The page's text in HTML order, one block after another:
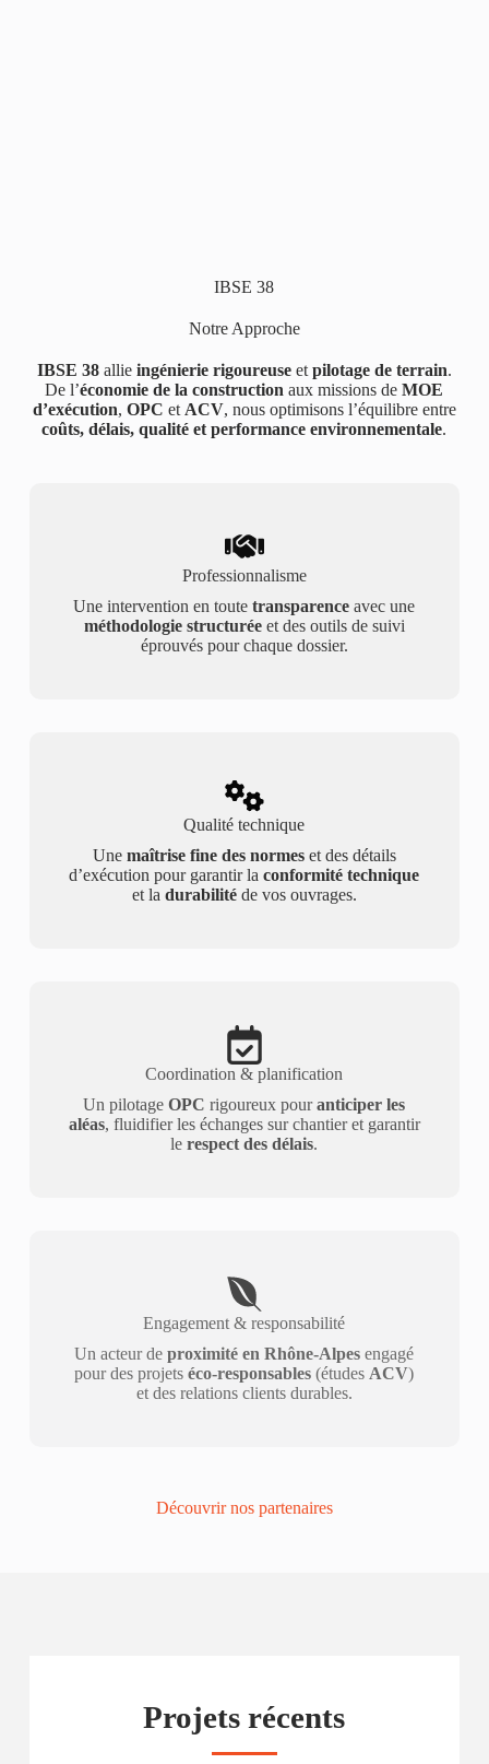
IBSE 38
Notre Approche
IBSE 38allie ingénierie rigoureuseet pilotage de terrain.
De l’économie de la construction aux missions deMOE
d’exécution, OPC et ACV, nous optimisons l’équilibre entre
coûts, délais, qualité et performance environnementale.
Professionnalisme
Une intervention en toutetransparence avec une
méthodologie structuréeet des outils de suivi
éprouvés pour chaque dossier.
Qualité technique
Une maîtrise fine des normeset des détails
d’exécution pour garantir laconformité technique
et la durabilitéde vos ouvrages.
Coordination & planification
Un pilotageOPC rigoureux pouranticiper les
aléas, fluidifier les échanges sur chantier et garantir
lerespect des délais.
Engagement & responsabilité
Un acteur deproximité en Rhône-Alpes engagé
pour des projetséco-responsables (études ACV)
et des relations clients durables.
Découvrir nos partenaires
Projets récents